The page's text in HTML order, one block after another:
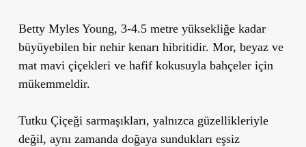
Betty Myles Young, 3-4.5 metre yüksekliğe kadar
büyüyebilen bir nehir kenarı hibritidir. Mor, beyaz ve
mat mavi çiçekleri ve hafif kokusuyla bahçeler için
mükemmeldir.
Tutku Çiçeği sarmaşıkları, yalnızca güzellikleriyle
değil, aynı zamanda doğaya sundukları eşsiz